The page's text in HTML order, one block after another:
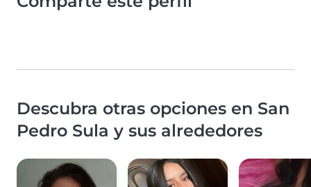
Descubra otras opciones en San
Pedro Sula y sus alrededores